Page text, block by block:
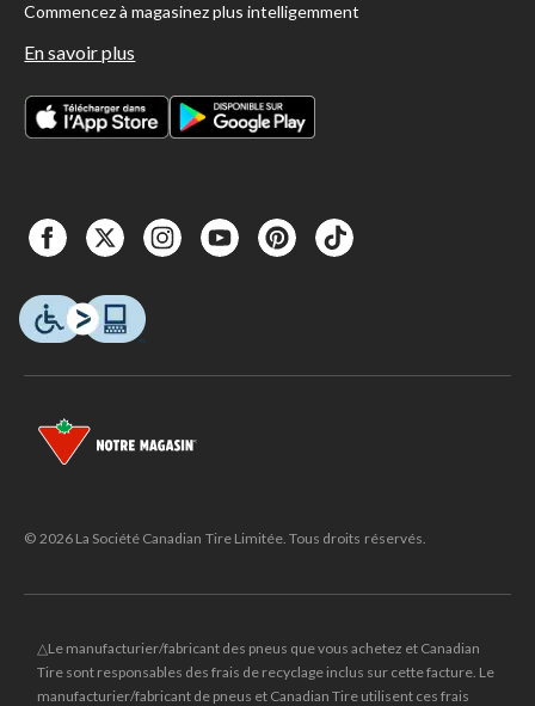
Commencez à magasinez plus intelligemment
En savoir plus
© 2026 La Société Canadian Tire Limitée. Tous droits réservés.
△Le manufacturier/fabricant des pneus que vous achetez et Canadian
Tire sont responsables des frais de recyclage inclus sur cette facture. Le
manufacturier/fabricant de pneus et Canadian Tire utilisent ces frais